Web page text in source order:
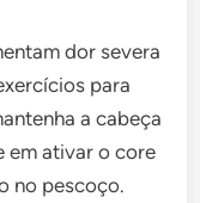
dor severa
para
a cabeça
em ativar o core
no pescoço.